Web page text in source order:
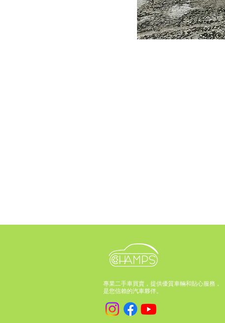
專業二手車買賣，提供優質車輛和貼心服務，
是您信賴的汽車夥伴。